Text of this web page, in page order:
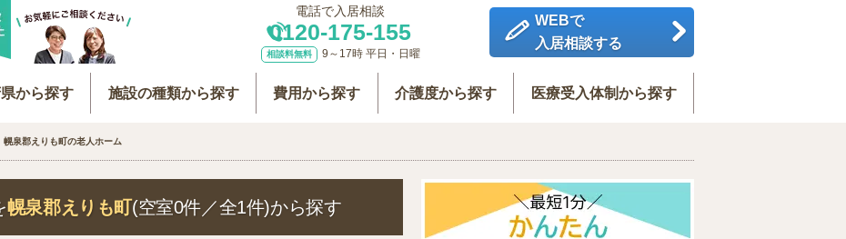
電話で入居相談
0120-175-155
相談料無料 9～17時 平日・日曜
WEBで
入居相談する
から探す 施設の種類から探す 費用から探す 介護度から探す 医療受入体制から探す
幌泉郡えりも町の老人ホーム
幌泉郡えりも町(空室0件／全1件)から探す